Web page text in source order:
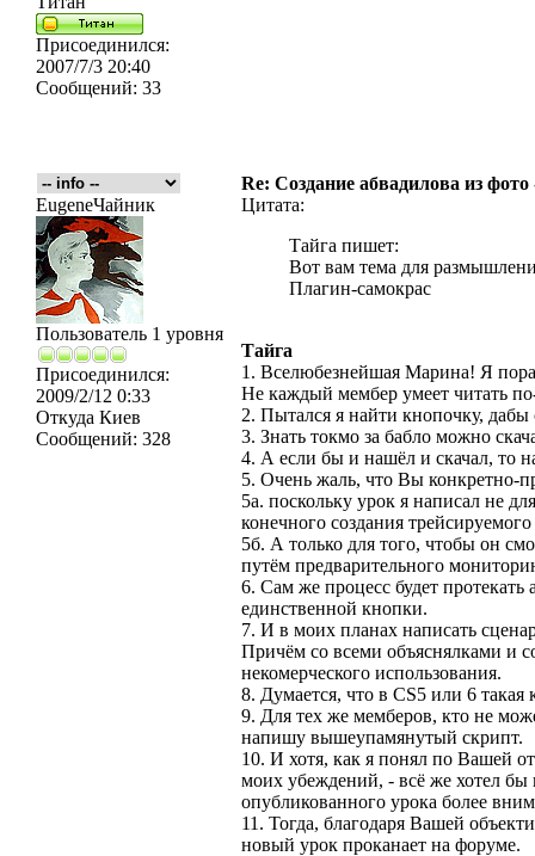
Присоединился:
2007/7/3 20:40
Сообщений: 33
Re: Создание абвадилова из
EugeneЧайник
Пользователь 1 уровня
Присоединился:
2009/2/12 0:33
Откуда Киев
Сообщений: 328
Цитата:
Тайга пишет:
Вот вам тема для
Плагин-самокрас
Тайга
1. Вселюбезнейшая Марина! Я
Не каждый мембер умеет читать
2. Пытался я найти кнопочку, дабы
3. Знать токмо за бабло можно
4. А если бы и нашёл и скачал, то
5. Очень жаль, что Вы конкретно-
5а. поскольку урок я написал не
конечного создания
5б. А только для того, чтобы он
путём предварительного
6. Сам же процесс будет
единственной кнопки.
7. И в моих планах написать
Причём со всеми объяснялками и
некомерческого использования.
8. Думается, что в CS5 или 6 такая
9. Для тех же мемберов, кто не
напишу вышеупамянутый скрипт.
10. И хотя, как я понял по Вашей
моих убеждений, - всё же хотел бы
опубликованного урока более
11. Тогда, благодаря Вашей
новый урок проканает на форуме.